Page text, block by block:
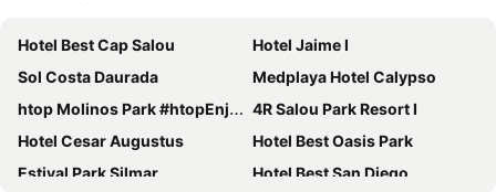
Hotel Best Cap Salou
Hotel Jaime I
Sol Costa Daurada
Medplaya Hotel Calypso
htop Molinos Park #htopEnjoy
4R Salou Park Resort I
Hotel Cesar Augustus
Hotel Best Oasis Park
Estival Park Silmar
Hotel Best San Diego